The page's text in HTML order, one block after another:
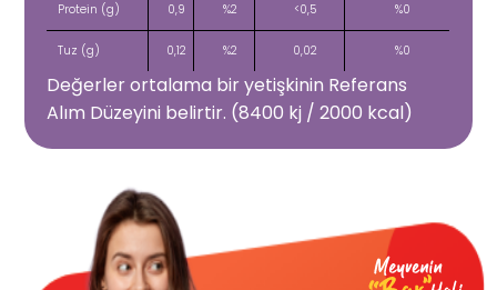
Protein (g) 0,9 %2 <0,5 %0
Tuz (g) 0,12 %2 0,02 %0
Değerler ortalama bir yetişkinin Referans
Alım Düzeyini belirtir. (8400 kj / 2000 kcal)